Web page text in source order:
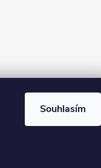
Souhlasím